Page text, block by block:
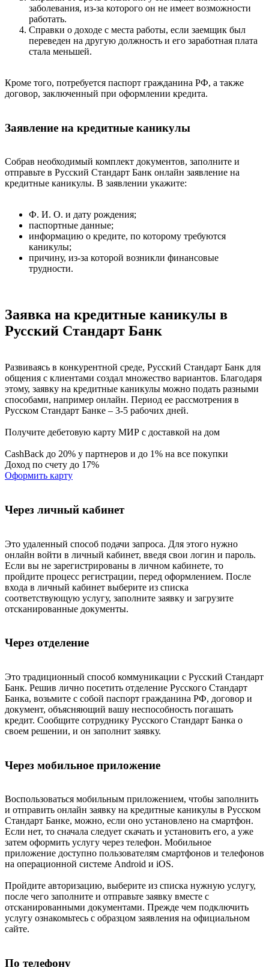
заболевания, из-за которого он не имеет возможности
работать.
Справки о доходе с места работы, если заемщик был
переведен на другую должность и его заработная плата
стала меньшей.
Кроме того, потребуется паспорт гражданина РФ, а также
договор, заключенный при оформлении кредита.
Заявление на кредитные каникулы
Собрав необходимый комплект документов, заполните и
отправьте в Русский Стандарт Банк онлайн заявление на
кредитные каникулы. В заявлении укажите:
Ф. И. О. и дату рождения;
паспортные данные;
информацию о кредите, по которому требуются
каникулы;
причину, из-за которой возникли финансовые
трудности.
Заявка на кредитные каникулы в
Русский Стандарт Банк
Развиваясь в конкурентной среде, Русский Стандарт Банк для
общения с клиентами создал множество вариантов. Благодаря
этому, заявку на кредитные каникулы можно подать разными
способами, например онлайн. Период ее рассмотрения в
Русском Стандарт Банке – 3-5 рабочих дней.
Получите дебетовую карту МИР с доставкой на дом
CashBack до 20% у партнеров и до 1% на все покупки
Доход по счету до 17%
Оформить карту
Через личный кабинет
Это удаленный способ подачи запроса. Для этого нужно
онлайн войти в личный кабинет, введя свои логин и пароль.
Если вы не зарегистрированы в личном кабинете, то
пройдите процесс регистрации, перед оформлением. После
входа в личный кабинет выберите из списка
соответствующую услугу, заполните заявку и загрузите
отсканированные документы.
Через отделение
Это традиционный способ коммуникации с Русский Стандарт
Банк. Решив лично посетить отделение Русского Стандарт
Банка, возьмите с собой паспорт гражданина РФ, договор и
документ, объясняющий вашу неспособность погашать
кредит. Сообщите сотруднику Русского Стандарт Банка о
своем решении, и он заполнит заявку.
Через мобильное приложение
Воспользоваться мобильным приложением, чтобы заполнить
и отправить онлайн заявку на кредитные каникулы в Русском
Стандарт Банке, можно, если оно установлено на смартфон.
Если нет, то сначала следует скачать и установить его, а уже
затем оформить услугу через телефон. Мобильное
приложение доступно пользователям смартфонов и телефонов
на операционной системе Android и iOS.
Пройдите авторизацию, выберите из списка нужную услугу,
после чего заполните и отправьте заявку вместе с
отсканированными документами. Прежде чем подключить
услугу ознакомьтесь с образцом заявления на официальном
сайте.
По телефону